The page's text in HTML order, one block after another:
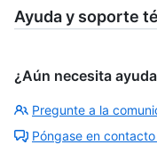
Ayuda y soporte
¿Aún necesita
Pregunte a la
Póngase en